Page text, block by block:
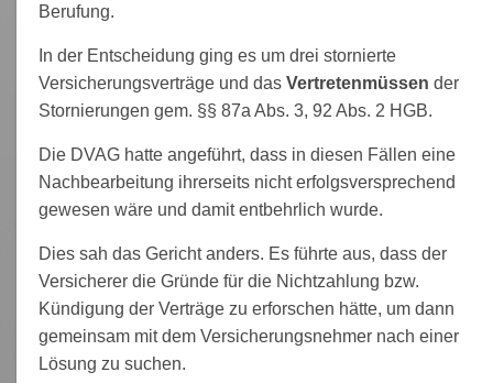
Berufung.
In der Entscheidung ging es um drei stornierte
Versicherungsverträge und dasVertretenmüssen der
Stornierungen gem. §§ 87a Abs. 3, 92 Abs. 2 HGB.
Die DVAG hatte angeführt, dass in diesen Fällen eine
Nachbearbeitung ihrerseits nicht erfolgsversprechend
gewesen wäre und damit entbehrlich wurde.
Dies sah das Gericht anders. Es führte aus, dass der
Versicherer die Gründe für die Nichtzahlung bzw.
Kündigung der Verträge zu erforschen hätte, um dann
gemeinsam mit dem Versicherungsnehmer nach einer
Lösung zu suchen.